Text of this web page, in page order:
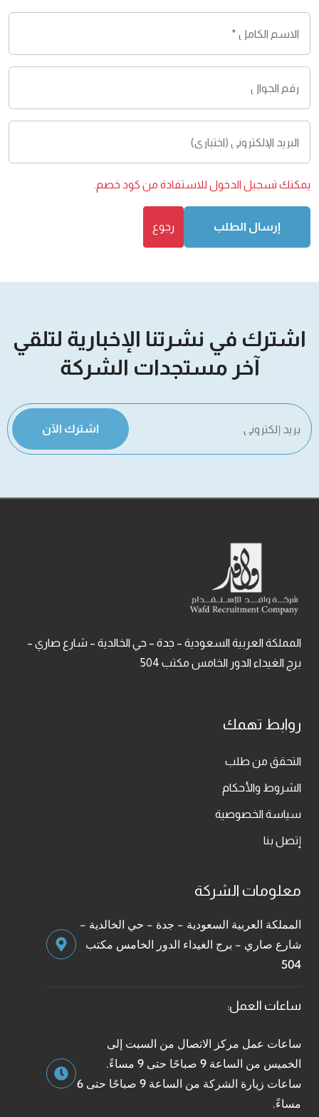
يمكنك تسجيل الدخول للاستفادة من كود خصم.
إرسال الطلب رجوع
اشترك في نشرتنا الإخبارية لتلقي
آخر مستجدات الشركة
اشترك الآن
المملكة العربية السعودية – جدة – حي الخالدية – شارع صاري –
برج الغيداء الدور الخامس مكتب 504
روابط تهمك
التحقق من طلب
الشروط والأحكام
سياسة الخصوصية
إتصل بنا
معلومات الشركة
المملكة العربية السعودية - جدة - حي الخالدية -
شارع صاري - برج الغيداء الدور الخامس مكتب
504
ساعات العمل:
ساعات عمل مركز الاتصال من السبت إلى
الخميس من الساعة 9 صباحًا حتى 9 مساءً.
ساعات زيارة الشركة من الساعة 9 صباحًا حتى 6
مساءً.